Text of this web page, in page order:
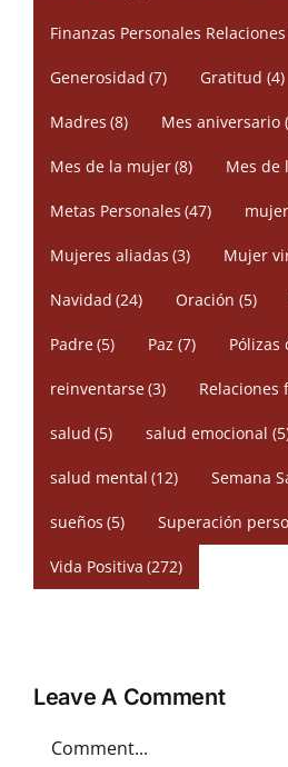
Finanzas Personales
Generosidad (7) Gratitud (4)
Madres (8) Mes aniversario
Mes de la mujer(8) Mes de
Metas Personales (47)
Mujeres aliadas (3) Mujer
Navidad (24) Oración (5)
Padre(5) Paz (7) Pólizas
reinventarse(3) Relaciones
salud (5) salud emocional
salud mental (12) Semana
sueños (5) Superación
Vida Positiva (272)
Leave A Comment